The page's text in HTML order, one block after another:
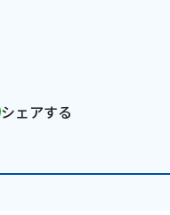
料金案内
シェアする